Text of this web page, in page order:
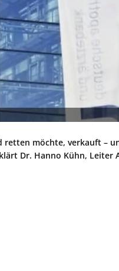
retten möchte, verkauft –
Dr. Hanno Kühn, Leiter